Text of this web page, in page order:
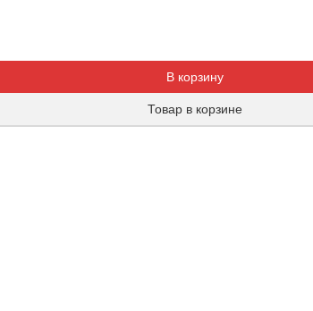
В корзину
Товар в корзине